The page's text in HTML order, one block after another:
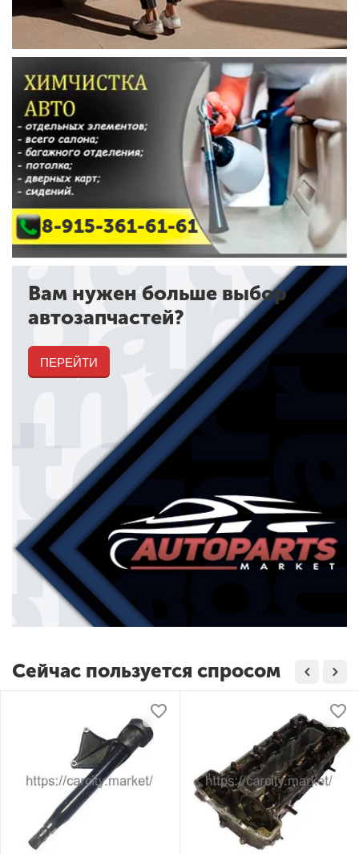
8-915-361-61-61
Вам нужен больше выбор
автозапчастей?
ПЕРЕЙТИ
Сейчас пользуется спросом